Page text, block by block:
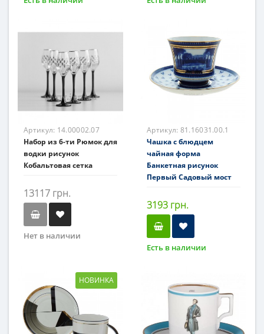
Артикул: 14.00002.07
Набор из 6-ти Рюмок для
водки рисунок
Кобальтовая сетка
13117 грн.
Нет в наличии
Артикул: 81.16031.00.1
Чашка с блюдцем
чайная форма
Банкетная рисунок
Первый Садовый мост
3193 грн.
Есть в наличии
НОВИНКА